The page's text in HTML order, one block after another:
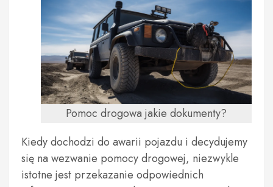
Pomoc drogowa jakie dokumenty?
Kiedy dochodzi do awarii pojazdu i decydujemy
się na wezwanie pomocy drogowej, niezwykle
istotne jest przekazanie odpowiednich